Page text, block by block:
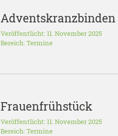
Adventskranzbinden
Veröffentlicht: 11. November 2025
Bereich:Termine
Frauenfrühstück
Veröffentlicht: 11. November 2025
Bereich:Termine